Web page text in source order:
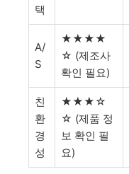
택
A/
S
★★★★
☆ (제조사
확인 필요)
친
환
경
성
★★★☆
☆ (제품 정
보 확인 필
요)